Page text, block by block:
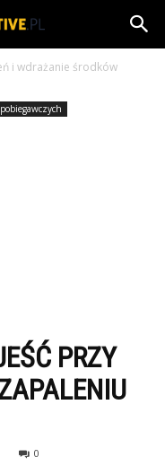
i wdrażanie środków
PRZY
0